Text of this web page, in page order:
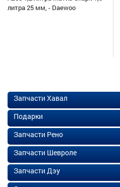
литра 25 мм, - Daewoo
Запчасти Хавал
Подарки
Запчасти Рено
Запчасти Шевроле
Запчасти Дэу